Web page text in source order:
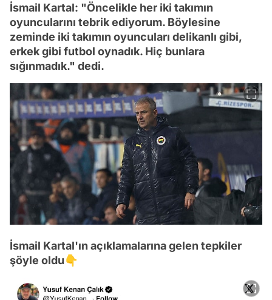
İsmail Kartal: "Öncelikle her iki takımın
oyuncularını tebrik ediyorum. Böylesine
zeminde iki takımın oyuncuları delikanlı gibi,
erkek gibi futbol oynadık. Hiç bunlara
sığınmadık." dedi.
İsmail Kartal'ın açıklamalarına gelen tepkiler
şöyle oldu👇